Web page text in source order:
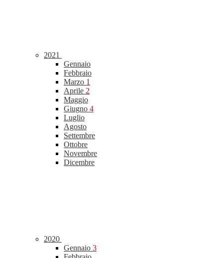
2021
Gennaio
Febbraio
Marzo 1
Aprile 2
Maggio
Giugno 4
Luglio
Agosto
Settembre
Ottobre
Novembre
Dicembre
2020
Gennaio 3